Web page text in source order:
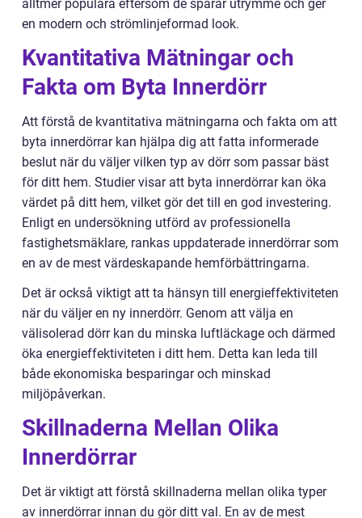
alltmer populära eftersom de sparar utrymme och ger
en modern och strömlinjeformad look.
Kvantitativa Mätningar och
Fakta om Byta Innerdörr
Att förstå de kvantitativa mätningarna och fakta om att
byta innerdörrar kan hjälpa dig att fatta informerade
beslut när du väljer vilken typ av dörr som passar bäst
för ditt hem. Studier visar att byta innerdörrar kan öka
värdet på ditt hem, vilket gör det till en god investering.
Enligt en undersökning utförd av professionella
fastighetsmäklare, rankas uppdaterade innerdörrar som
en av de mest värdeskapande hemförbättringarna.
Det är också viktigt att ta hänsyn till energieffektiviteten
när du väljer en ny innerdörr. Genom att välja en
välisolerad dörr kan du minska luftläckage och därmed
öka energieffektiviteten i ditt hem. Detta kan leda till
både ekonomiska besparingar och minskad
miljöpåverkan.
Skillnaderna Mellan Olika
Innerdörrar
Det är viktigt att förstå skillnaderna mellan olika typer
av innerdörrar innan du gör ditt val. En av de mest